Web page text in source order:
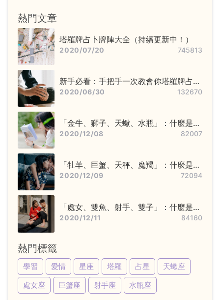
熱門文章
塔羅牌占卜牌陣大全（持續更新中！）
2020/07/20 745813
新手必看：手把手一次教會你塔羅牌占卜
步驟——洗牌＋切牌、抽牌、排牌陣！
2020/06/30 132670
「金牛、獅子、天蠍、水瓶」：什麼是固
定星座，他們又該怎麼追？
2020/12/08 82007
「牡羊、巨蟹、天秤、魔羯」：什麼是基
本星座，他們又該怎麼追？
2020/12/09 72094
「處女、雙魚、射手、雙子」：什麼是變
動星座，他們又該怎麼追？
2020/12/11 84160
熱門標籤
學習 愛情 星座 塔羅 占星
天蠍座
處女座
巨蟹座 射手座 水瓶座